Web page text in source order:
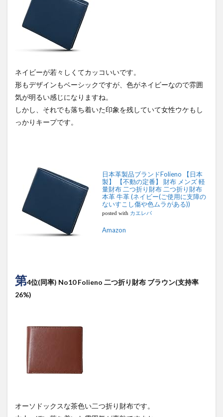
ネイビーが若々しくてカッコいいです。
形もデザインもベーシックですが、色がネイビーなので雰囲
気が明るい感じになりますね。
しかし、それでも落ち着いた印象を残していて女性ウケもし
っかりキープです。
日本革製品ブランドFolieno 【日本
製】 【不動の定番】 財布 メンズ 軽
量財布 二つ折り財布 二つ折り財布
本革 牛革 (ネイビー(ご使用に支障の
ないすこし傷や色ムラがある))
posted with カエレバ
Amazon
第4位(同率) No10 Folieno 二つ折り財布 ブラウン(支持率
26%)
オーソドックスな茶色い二つ折り財布です。